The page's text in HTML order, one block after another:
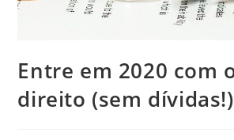
Entre em 2020 com
direito (sem dívidas!)